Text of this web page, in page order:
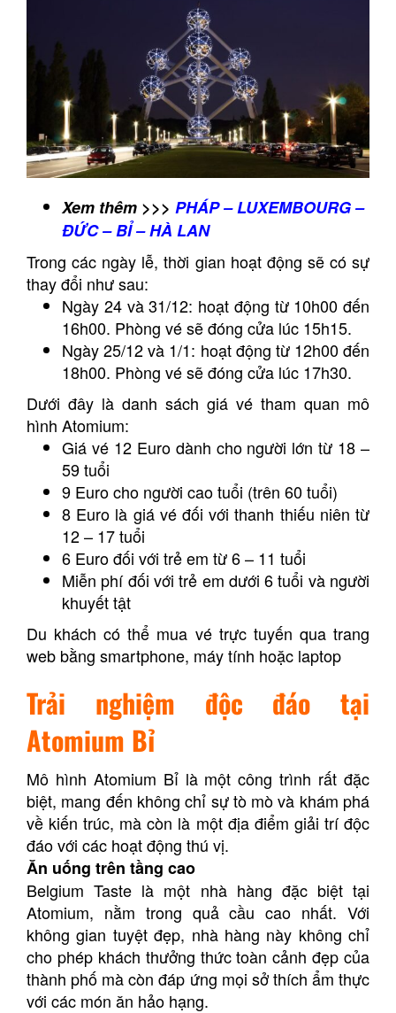
Xem thêm >>> PHÁP – LUXEMBOURG –
ĐỨC – BỈ – HÀ LAN
Trong các ngày lễ, thời gian hoạt động sẽ có sự
thay đổi như sau:
Ngày 24 và 31/12: hoạt động từ 10h00 đến
16h00. Phòng vé sẽ đóng cửa lúc 15h15.
Ngày 25/12 và 1/1: hoạt động từ 12h00 đến
18h00. Phòng vé sẽ đóng cửa lúc 17h30.
Dưới đây là danh sách giá vé tham quan mô
hình Atomium:
Giá vé 12 Euro dành cho người lớn từ 18 –
59 tuổi
9 Euro cho người cao tuổi (trên 60 tuổi)
8 Euro là giá vé đối với thanh thiếu niên từ
12 – 17 tuổi
6 Euro đối với trẻ em từ 6 – 11 tuổi
Miễn phí đối với trẻ em dưới 6 tuổi và người
khuyết tật
Du khách có thể mua vé trực tuyến qua trang
web bằng smartphone, máy tính hoặc laptop
Trải nghiệm độc đáo tại
Atomium Bỉ
Mô hình Atomium Bỉ là một công trình rất đặc
biệt, mang đến không chỉ sự tò mò và khám phá
về kiến trúc, mà còn là một địa điểm giải trí độc
đáo với các hoạt động thú vị.
Ăn uống trên tầng cao
Belgium Taste là một nhà hàng đặc biệt tại
Atomium, nằm trong quả cầu cao nhất. Với
không gian tuyệt đẹp, nhà hàng này không chỉ
cho phép khách thưởng thức toàn cảnh đẹp của
thành phố mà còn đáp ứng mọi sở thích ẩm thực
với các món ăn hảo hạng.